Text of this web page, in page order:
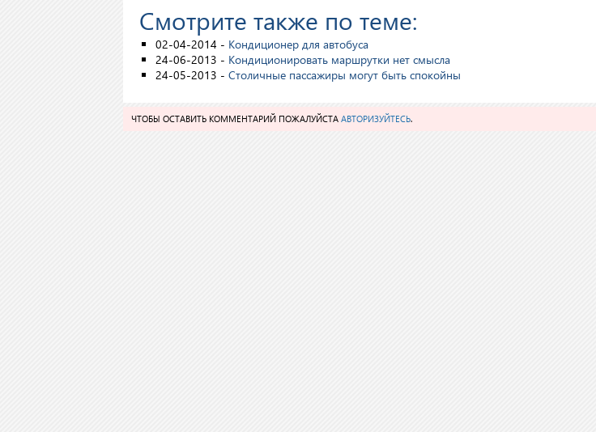
Смотрите также по теме:
02-04-2014 - Кондиционер для автобуса
24-06-2013 - Кондиционировать маршрутки нет смысла
24-05-2013 - Столичные пассажиры могут быть спокойны
ЧТОБЫ ОСТАВИТЬ КОММЕНТАРИЙ ПОЖАЛУЙСТА АВТОРИЗУЙТЕСЬ.